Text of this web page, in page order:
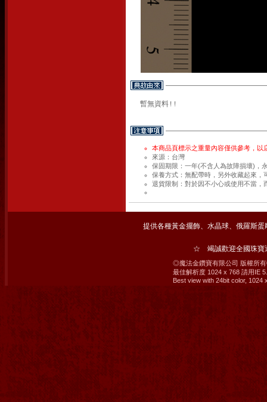
暫無資料!!
本商品頁標示之重量內容僅供參考，以
來源：台灣
保固期限：一年(不含人為故障損壞)，
保養方式：無配帶時，另外收藏起來
退貨限制：對於因不小心或使用不當
提供各種黃金擺飾、水晶球、俄羅斯
☆ 竭誠歡迎全國珠
◎魔法金鑽寶有限公司 版權所
最佳解析度 1024 x 768 請用IE
Best view with 24bit color, 1024